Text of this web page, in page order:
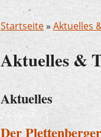
Startseite»Aktuelles
Aktuelles &
Aktuelles
Der